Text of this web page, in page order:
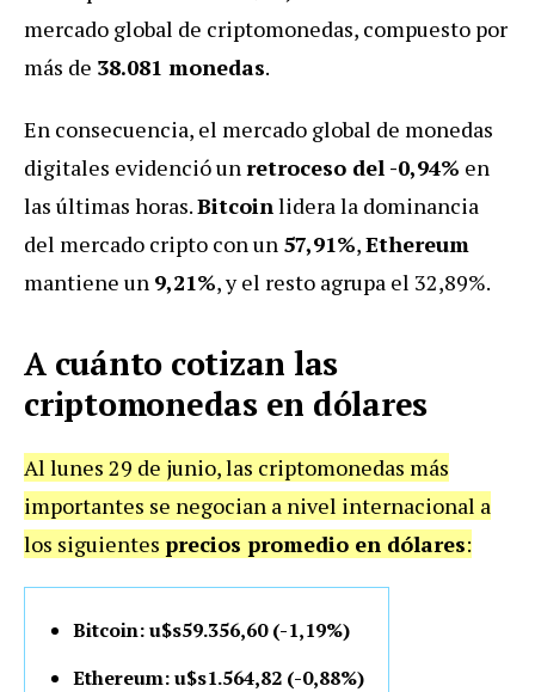
mercado global de criptomonedas, compuesto por
más de 38.081 monedas.
En consecuencia, el mercado global de monedas
digitales evidenció unretroceso del -0,94% en
las últimas horas.Bitcoinlidera la dominancia
del mercado cripto con un 57,91%,Ethereum
mantiene un 9,21%, y el resto agrupa el 32,89%.
A cuánto cotizan las
criptomonedas en dólares
Al lunes 29 de junio, las criptomonedas más
importantes se negocian a nivel internacional a
los siguientes precios promedio en dólares:
Bitcoin: u$s59.356,60 (-1,19%)
Ethereum: u$s1.564,82 (-0,88%)